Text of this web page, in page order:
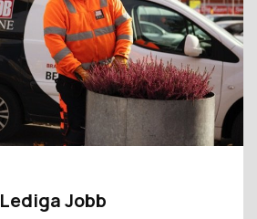
Lediga Jobb